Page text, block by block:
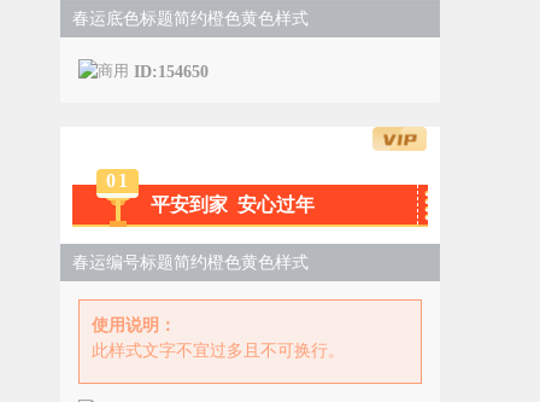
春运底色标题简约橙色黄色样式
ID:154650
01
平安到家 安心过年
春运编号标题简约橙色黄色样式
使用说明：
此样式文字不宜过多且不可换行。